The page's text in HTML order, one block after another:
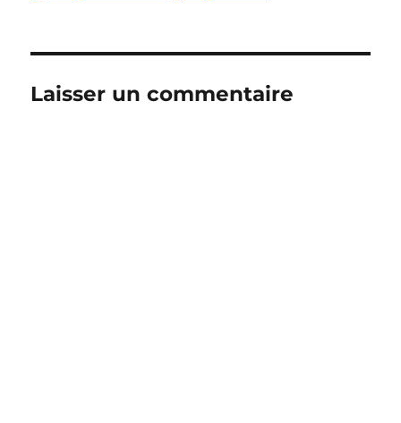
Laisser un commentaire